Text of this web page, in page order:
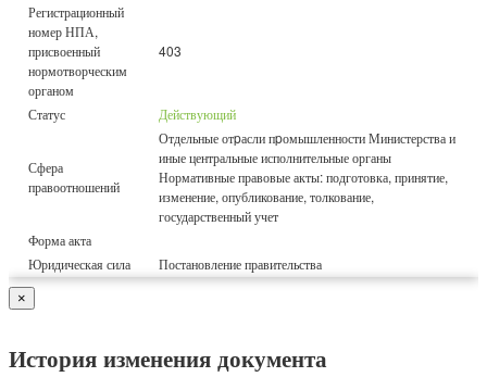
Регистрационный
номер НПА,
присвоенный
нормотворческим
органом
403
Статус Действующий
Сфера
правоотношений
Отдельные отpасли пpомышленности Министерства и
иные центральные исполнительные органы
Нормативные правовые акты: подготовка, принятие,
изменение, опубликование, толкование,
государственный учет
Форма акта
Юридическая сила
Постановление правительства
×
История изменения документа